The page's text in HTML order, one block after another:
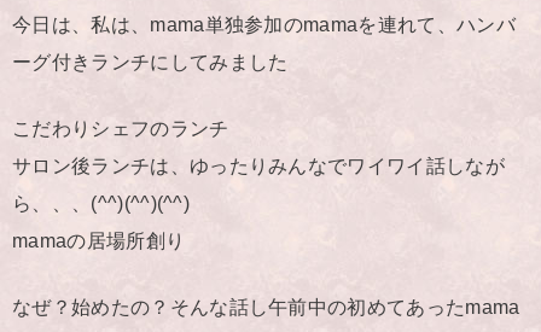
今日は、私は、mama単独参加のmamaを連れて、ハンバ
ーグ付きランチにしてみました
こだわりシェフのランチ
サロン後ランチは、ゆったりみんなでワイワイ話しなが
ら、、、(^^)(^^)(^^)
mamaの居場所創り
なぜ？始めたの？そんな話し午前中の初めてあったmama